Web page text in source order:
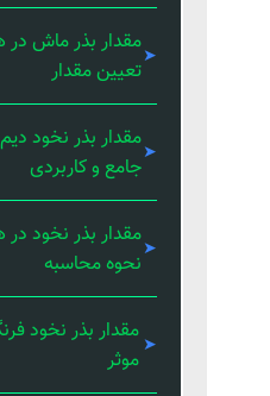
مقدار بذر ماش در
تعیین مقدار
مقدار بذر نخود
جامع و کاربردی
مقدار بذر نخود
نحوه محاسبه
مقدار بذر نخود
موثر